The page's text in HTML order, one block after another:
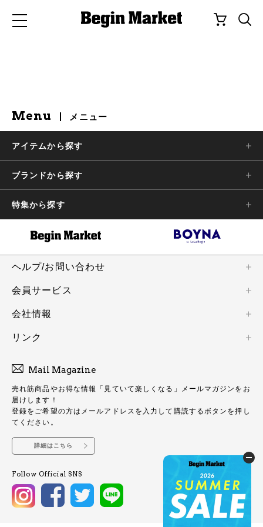
Menu メニュー
アイテムから探す
ブランドから探す
特集から探す
ヘルプ/お問い合わせ
会員サービス
会社情報
リンク
Mail Magazine
売れ筋商品やお得な情報「見ていて楽しくなる」メールマガジンをお
届けします！
登録をご希望の方はメールアドレスを入力して購読するボタンを押し
てください。
詳細はこちら
Follow Official SNS